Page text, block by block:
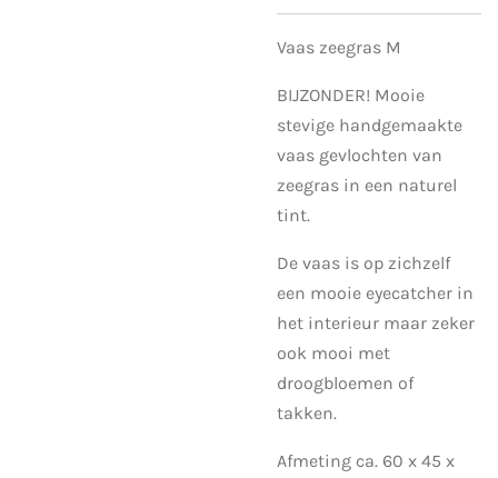
Vaas zeegras M
BIJZONDER! Mooie
stevige handgemaakte
vaas gevlochten van
zeegras in een naturel
tint.
De vaas is op zichzelf
een mooie eyecatcher in
het interieur maar zeker
ook mooi met
droogbloemen of
takken.
Afmeting ca. 60 x 45 x